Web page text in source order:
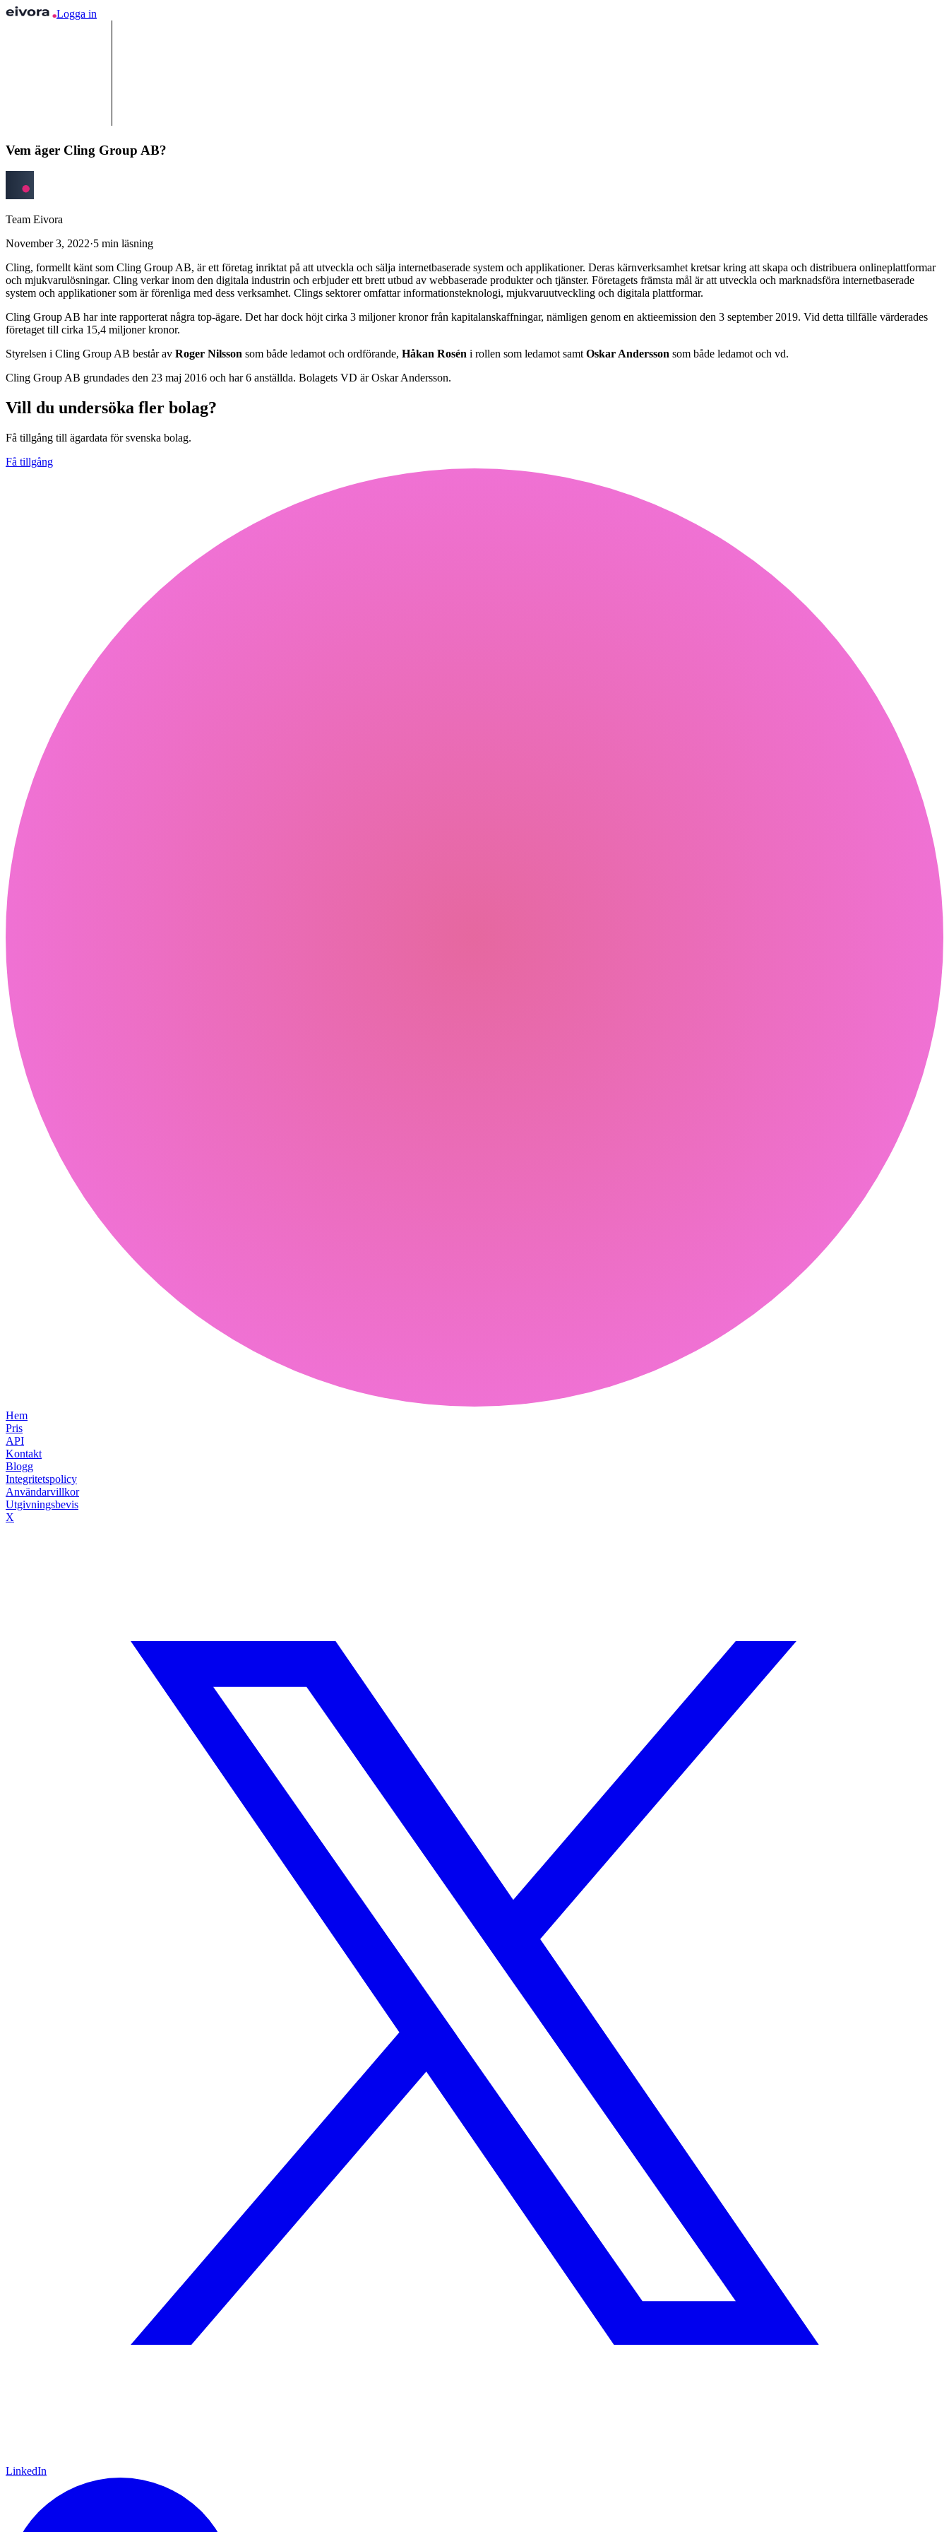
Logga in
Vem äger Cling Group AB?
Team Eivora
November 3, 2022·5 min läsning
Cling, formellt känt som Cling Group AB, är ett företag inriktat på att utveckla och sälja internetbaserade system och applikationer. Deras kärnverksamhet kretsar kring att skapa och distribuera onlineplattformar
och mjukvarulösningar. Cling verkar inom den digitala industrin och erbjuder ett brett utbud av webbaserade produkter och tjänster. Företagets främsta mål är att utveckla och marknadsföra internetbaserade
system och applikationer som är förenliga med dess verksamhet. Clings sektorer omfattar informationsteknologi, mjukvaruutveckling och digitala plattformar.
Cling Group AB har inte rapporterat några top-ägare. Det har dock höjt cirka 3 miljoner kronor från kapitalanskaffningar, nämligen genom en aktieemission den 3 september 2019. Vid detta tillfälle värderades
företaget till cirka 15,4 miljoner kronor.
Styrelsen i Cling Group AB består av Roger Nilsson som både ledamot och ordförande, Håkan Rosén i rollen som ledamot samtOskar Andersson som både ledamot och vd.
Cling Group AB grundades den 23 maj 2016 och har 6 anställda. Bolagets VD är Oskar Andersson.
Vill du undersöka fler bolag?
Få tillgång till ägardata för svenska bolag.
Få tillgång
Hem
Pris
API
Kontakt
Blogg
Integritetspolicy
Användarvillkor
Utgivningsbevis
X
LinkedIn